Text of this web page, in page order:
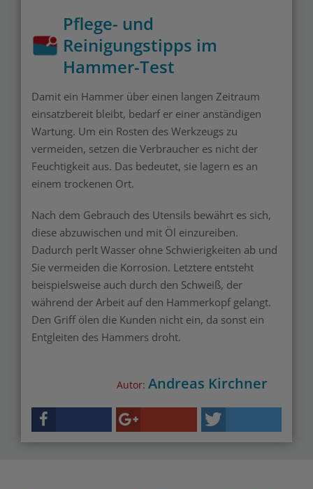
Pflege- und
Reinigungstipps im
Hammer-Test
Damit ein Hammer über einen langen Zeitraum
einsatzbereit bleibt, bedarf er einer anständigen
Wartung. Um ein Rosten des Werkzeugs zu
vermeiden, setzen die Verbraucher es nicht der
Feuchtigkeit aus. Das bedeutet, sie lagern es an
einem trockenen Ort.
Nach dem Gebrauch des Utensils bewährt es sich,
diese abzuwischen und mit Öl einzureiben.
Dadurch perlt Wasser ohne Schwierigkeiten ab und
Sie vermeiden die Korrosion. Letztere entsteht
beispielsweise auch durch den Schweiß, der
während der Arbeit auf den Hammerkopf gelangt.
Den Griff ölen die Kunden nicht ein, da sonst ein
Entgleiten des Hammers droht.
Autor: Andreas Kirchner